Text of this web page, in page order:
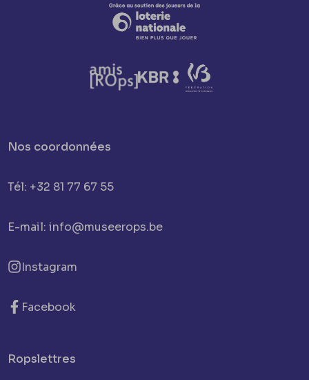
Nos coordonnées
Tél: +32 81 77 67 55
E-mail: info@museerops.be
Instagram
Facebook
Ropslettres